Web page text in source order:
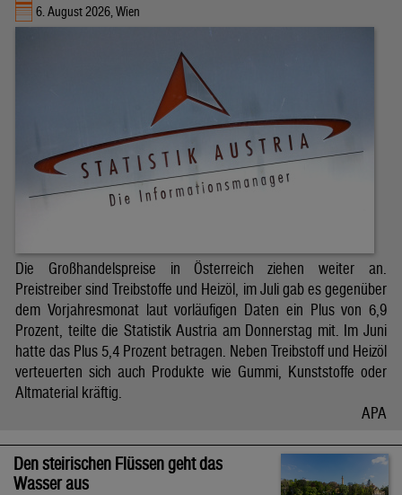
6. August 2026, Wien
Die Großhandelspreise in Österreich ziehen weiter an.
Preistreiber sind Treibstoffe und Heizöl, im Juli gab es gegenüber
dem Vorjahresmonat laut vorläufigen Daten ein Plus von 6,9
Prozent, teilte die Statistik Austria am Donnerstag mit. Im Juni
hatte das Plus 5,4 Prozent betragen. Neben Treibstoff und Heizöl
verteuerten sich auch Produkte wie Gummi, Kunststoffe oder
Altmaterial kräftig.
APA
Den steirischen Flüssen geht das
Wasser aus